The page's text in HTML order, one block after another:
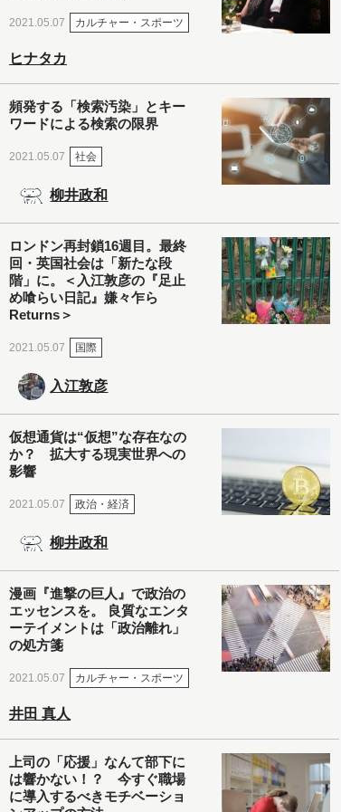
2021.05.07 カルチャー・スポーツ
ヒナタカ
頻発する「検索汚染」とキー
ワードによる検索の限界
2021.05.07 社会
柳井政和
ロンドン再封鎖16週目。最終
回・英国社会は「新たな段
階」に。＜入江敦彦の『足止
め喰らい日記』嫌々乍ら
Returns＞
2021.05.07 国際
入江敦彦
仮想通貨は“仮想”な存在なの
か？ 拡大する現実世界への
影響
2021.05.07 政治・経済
柳井政和
漫画『進撃の巨人』で政治の
エッセンスを。 良質なエンタ
ーテイメントは「政治離れ」
の処方箋
2021.05.07 カルチャー・スポーツ
井田 真人
上司の「応援」なんて部下に
は響かない！？ 今すぐ職場
に導入するべきモチベーショ